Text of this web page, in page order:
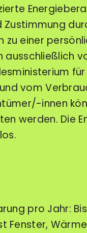
Zustimmung
einer
ausschließlich
vom
innen
werden. Die
pro Jahr:
Fenster,